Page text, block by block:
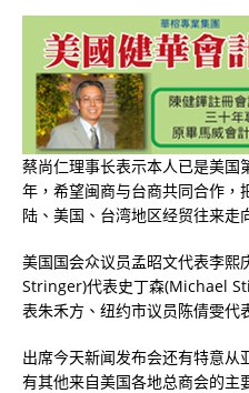
蔡尚仁理事长表示本人已是美国
年，希望闽商与台商共同合作，
陆、美国、台湾地区经贸往来走
美国国会众议员孟昭文代表李熙
Stringer)代表史丁森(Michael
表朱禾方、纽约市议员陈倩雯代
出席今天新闻发布会还有特意从
有其他来自美国各地总商会的主